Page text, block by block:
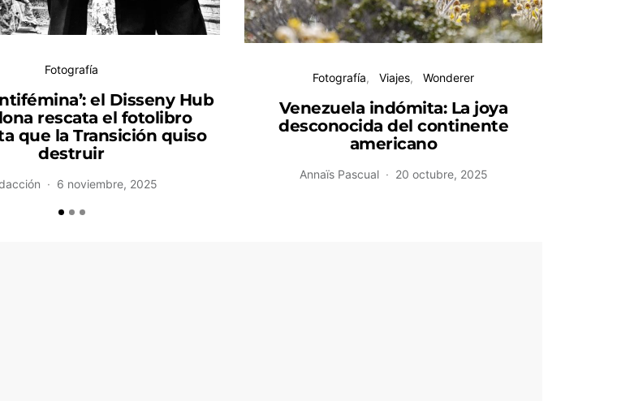
Fotografía
el Disseny Hub
rescata el fotolibro
que la Transición quiso
destruir
6 noviembre, 2025
Fotografía Viajes Wonderer
Venezuela indómita: La joya
desconocida del continente
americano
Annaïs Pascual 20 octubre, 2025